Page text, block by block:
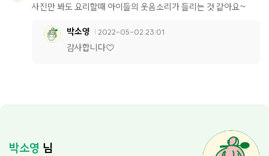
사진만 봐도 요리할때 아이들의 웃음소리가 들리는 것 같아요~
박소영 2022-05-02 23:01
감사합니다♡
박소영 님